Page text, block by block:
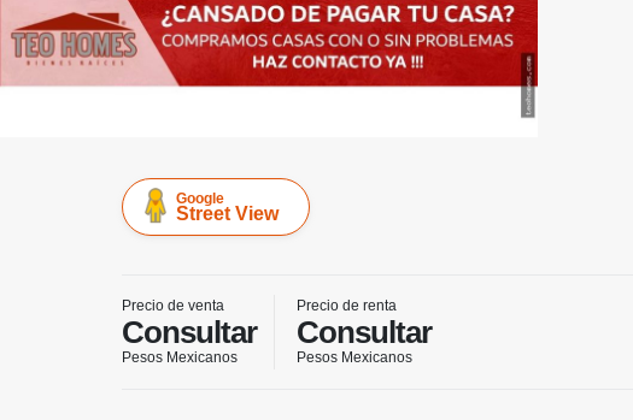
Google
Street View
Precio de venta
Consultar
Pesos Mexicanos
Precio de renta
Consultar
Pesos Mexicanos